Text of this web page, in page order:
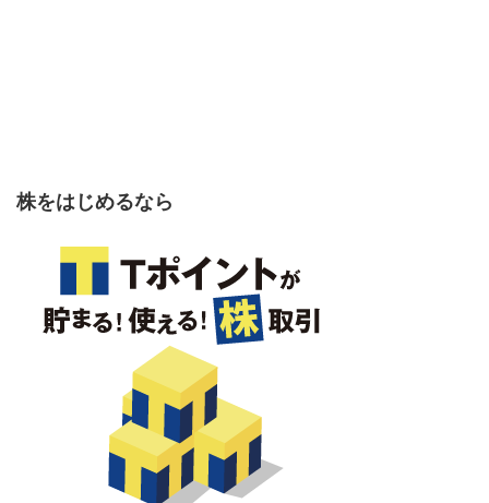
株をはじめるなら